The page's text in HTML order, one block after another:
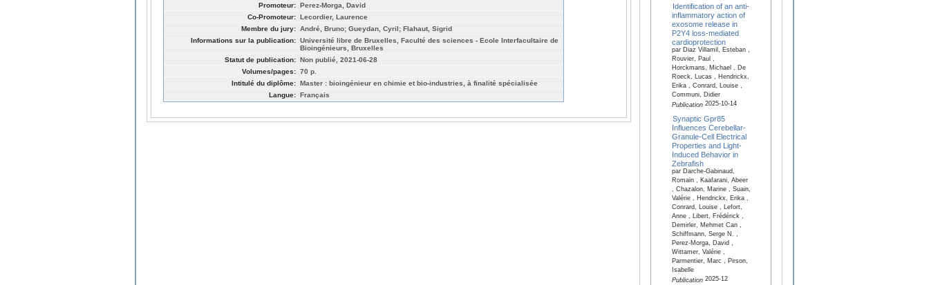
Promoteur: Perez-Morga, David
Co-Promoteur: Lecordier, Laurence
Membre du jury: André, Bruno; Gueydan, Cyril; Flahaut, Sigrid
Informations sur la publication: Université libre de Bruxelles, Faculté des sciences - Ecole Interfacultaire de
Bioingénieurs, Bruxelles
Statut de publication: Non publié, 2021-06-28
Volumes/pages: 70 p.
Intitulé du diplôme: Master : bioingénieur en chimie et bio-industries, à finalité spécialisée
Langue: Français
Identification of an anti-
inflammatory action of
exosome release in
P2Y4 loss-mediated
cardioprotection
par Diaz Villamil, Esteban ,
Rouvier, Paul ,
Horckmans, Michael , De
Roeck, Lucas , Hendrickx,
Erika , Conrard, Louise ,
Communi, Didier
Publication2025-10-14
Synaptic Gpr85
Influences Cerebellar-
Granule-Cell Electrical
Properties and Light-
Induced Behavior in
Zebrafish
par Darche-Gabinaud,
Romain , Kaafarani, Abeer
, Chazalon, Marine , Suain,
Valérie , Hendrickx, Erika ,
Conrard, Louise , Lefort,
Anne , Libert, Frédérick ,
Demirler, Mehmet Can ,
Schiffmann, Serge N. ,
Perez-Morga, David ,
Wittamer, Valérie ,
Parmentier, Marc , Pirson,
Isabelle
Publication2025-12